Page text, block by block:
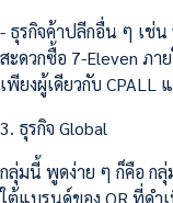
- ธุรกิจค้าปลีกอื่น ๆ เช่น
สะดวกซื้อ 7-Eleven ภ
เพียงผู้เดียวกับ CPALL
3. ธุรกิจ Global
กลุ่มนี้ พูดง่าย ๆ ก็คือ ก
ใต้แบรนด์ของ OR ที่ดำ